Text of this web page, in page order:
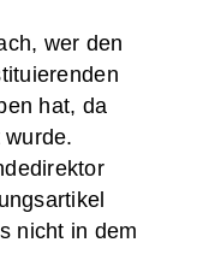
wer den
hat, da
nicht in dem